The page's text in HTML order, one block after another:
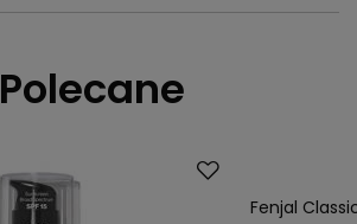
Polecane
Nasz
Fenjal